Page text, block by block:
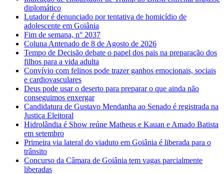
diplomático
Lutador é denunciado por tentativa de homicídio de
adolescente em Goiânia
Fim de semana, n° 2037
Coluna Antenado de 8 de Agosto de 2026
Tempo de Decisão debate o papel dos pais na preparação dos
filhos para a vida adulta
Convívio com felinos pode trazer ganhos emocionais, sociais
e cardiovasculares
Deus pode usar o deserto para preparar o que ainda não
conseguimos enxergar
Candidatura de Gustavo Mendanha ao Senado é registrada na
Justiça Eleitoral
Hidrolândia é Show reúne Matheus e Kauan e Amado Batista
em setembro
Primeira via lateral do viaduto em Goiânia é liberada para o
trânsito
Concurso da Câmara de Goiânia tem vagas parcialmente
liberadas